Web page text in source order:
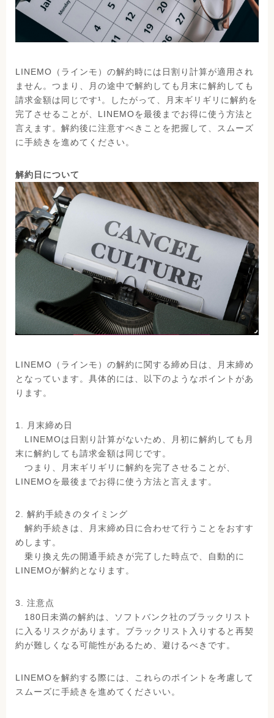
LINEMO（ラインモ）の解約時には日割り計算が適用され
ません。つまり、月の途中で解約しても月末に解約しても
請求金額は同じです¹。したがって、月末ギリギリに解約を
完了させることが、LINEMOを最後までお得に使う方法と
言えます。解約後に注意すべきことを把握して、スムーズ
に手続きを進めてください。
解約日について
LINEMO（ラインモ）の解約に関する締め日は、月末締め
となっています。具体的には、以下のようなポイントがあ
ります。
1. 月末締め日
LINEMOは日割り計算がないため、月初に解約しても月
末に解約しても請求金額は同じです。
つまり、月末ギリギリに解約を完了させることが、
LINEMOを最後までお得に使う方法と言えます。
2. 解約手続きのタイミング
解約手続きは、月末締め日に合わせて行うことをおすす
めします。
乗り換え先の開通手続きが完了した時点で、自動的に
LINEMOが解約となります。
3. 注意点
180日未満の解約は、ソフトバンク社のブラックリスト
に入るリスクがあります。ブラックリスト入りすると再契
約が難しくなる可能性があるため、避けるべきです。
LINEMOを解約する際には、これらのポイントを考慮して
スムーズに手続きを進めてくださいい。